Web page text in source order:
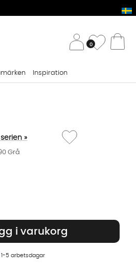
0
Inspiration
Grå
»
Lägg till i önskelista:
i varukorg
1-5 arbetsdagar